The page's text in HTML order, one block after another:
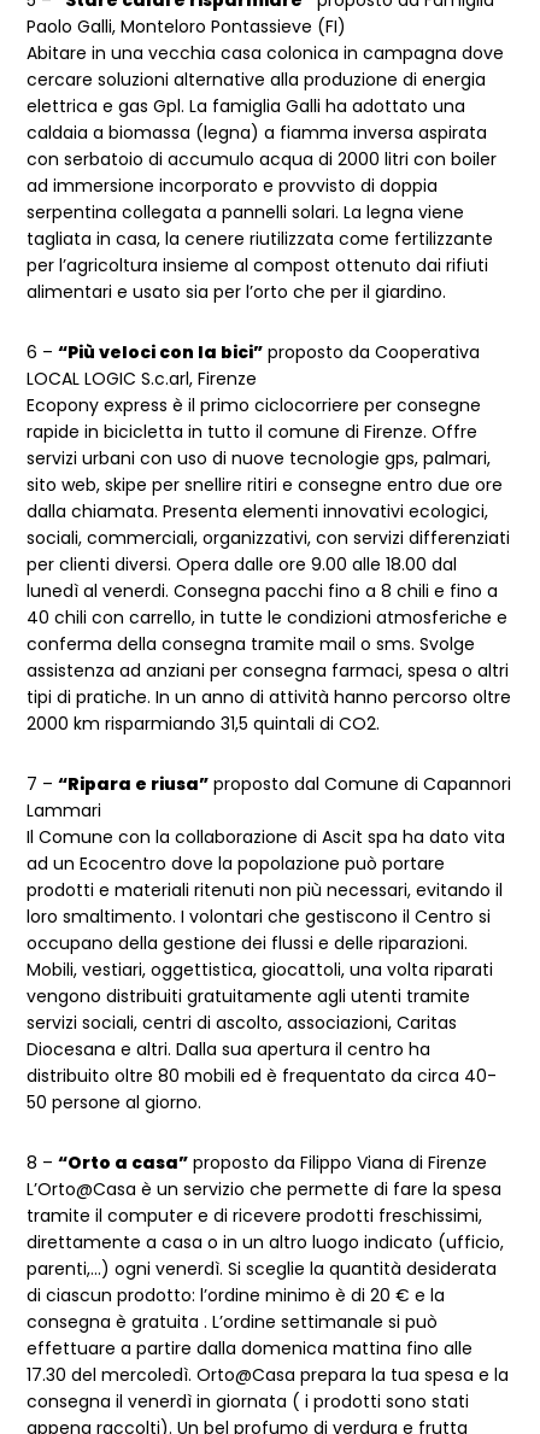
Paolo Galli, Monteloro Pontassieve (FI)
Abitare in una vecchia casa colonica in campagna dove
cercare soluzioni alternative alla produzione di energia
elettrica e gas Gpl. La famiglia Galli ha adottato una
caldaia a biomassa (legna) a fiamma inversa aspirata
con serbatoio di accumulo acqua di 2000 litri con boiler
ad immersione incorporato e provvisto di doppia
serpentina collegata a pannelli solari. La legna viene
tagliata in casa, la cenere riutilizzata come fertilizzante
per l’agricoltura insieme al compost ottenuto dai rifiuti
alimentari e usato sia per l’orto che per il giardino.
6 –“Più veloci con la bici” proposto da Cooperativa
LOCAL LOGIC S.c.arl, Firenze
Ecopony express è il primo ciclocorriere per consegne
rapide in bicicletta in tutto il comune di Firenze. Offre
servizi urbani con uso di nuove tecnologie gps, palmari,
sito web, skipe per snellire ritiri e consegne entro due ore
dalla chiamata. Presenta elementi innovativi ecologici,
sociali, commerciali, organizzativi, con servizi differenziati
per clienti diversi. Opera dalle ore 9.00 alle 18.00 dal
lunedì al venerdi. Consegna pacchi fino a 8 chili e fino a
40 chili con carrello, in tutte le condizioni atmosferiche e
conferma della consegna tramite mail o sms. Svolge
assistenza ad anziani per consegna farmaci, spesa o altri
tipi di pratiche. In un anno di attività hanno percorso oltre
2000 km risparmiando 31,5 quintali di CO2.
7 –“Ripara e riusa” proposto dal Comune di Capannori
Lammari
Il Comune con la collaborazione di Ascit spa ha dato vita
ad un Ecocentro dove la popolazione può portare
prodotti e materiali ritenuti non più necessari, evitando il
loro smaltimento. I volontari che gestiscono il Centro si
occupano della gestione dei flussi e delle riparazioni.
Mobili, vestiari, oggettistica, giocattoli, una volta riparati
vengono distribuiti gratuitamente agli utenti tramite
servizi sociali, centri di ascolto, associazioni, Caritas
Diocesana e altri. Dalla sua apertura il centro ha
distribuito oltre 80 mobili ed è frequentato da circa 40-
50 persone al giorno.
8 –“Orto a casa” proposto da Filippo Viana di Firenze
L’Orto@Casa è un servizio che permette di fare la spesa
tramite il computer e di ricevere prodotti freschissimi,
direttamente a casa o in un altro luogo indicato (ufficio,
parenti,…) ogni venerdì. Si sceglie la quantità desiderata
di ciascun prodotto: l’ordine minimo è di 20 € e la
consegna è gratuita . L’ordine settimanale si può
effettuare a partire dalla domenica mattina fino alle
17.30 del mercoledì. Orto@Casa prepara la tua spesa e la
consegna il venerdì in giornata ( i prodotti sono stati
appena raccolti). Un bel profumo di verdura e frutta